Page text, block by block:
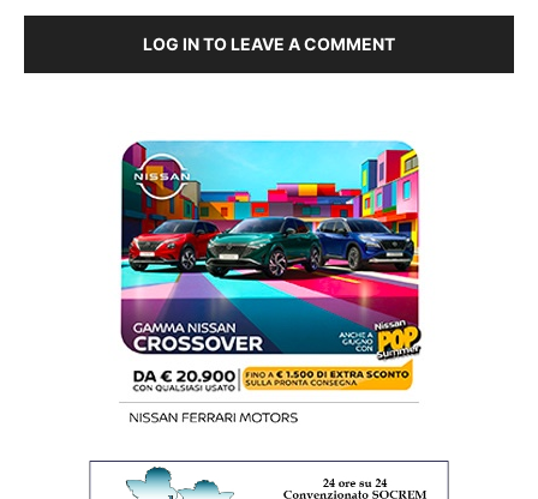
LOG IN TO LEAVE A COMMENT